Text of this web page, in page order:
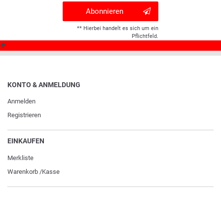
Abonnieren
** Hierbei handelt es sich um ein
Pflichtfeld.
KONTO & ANMELDUNG
Anmelden
Registrieren
EINKAUFEN
Merkliste
Warenkorb /Kasse